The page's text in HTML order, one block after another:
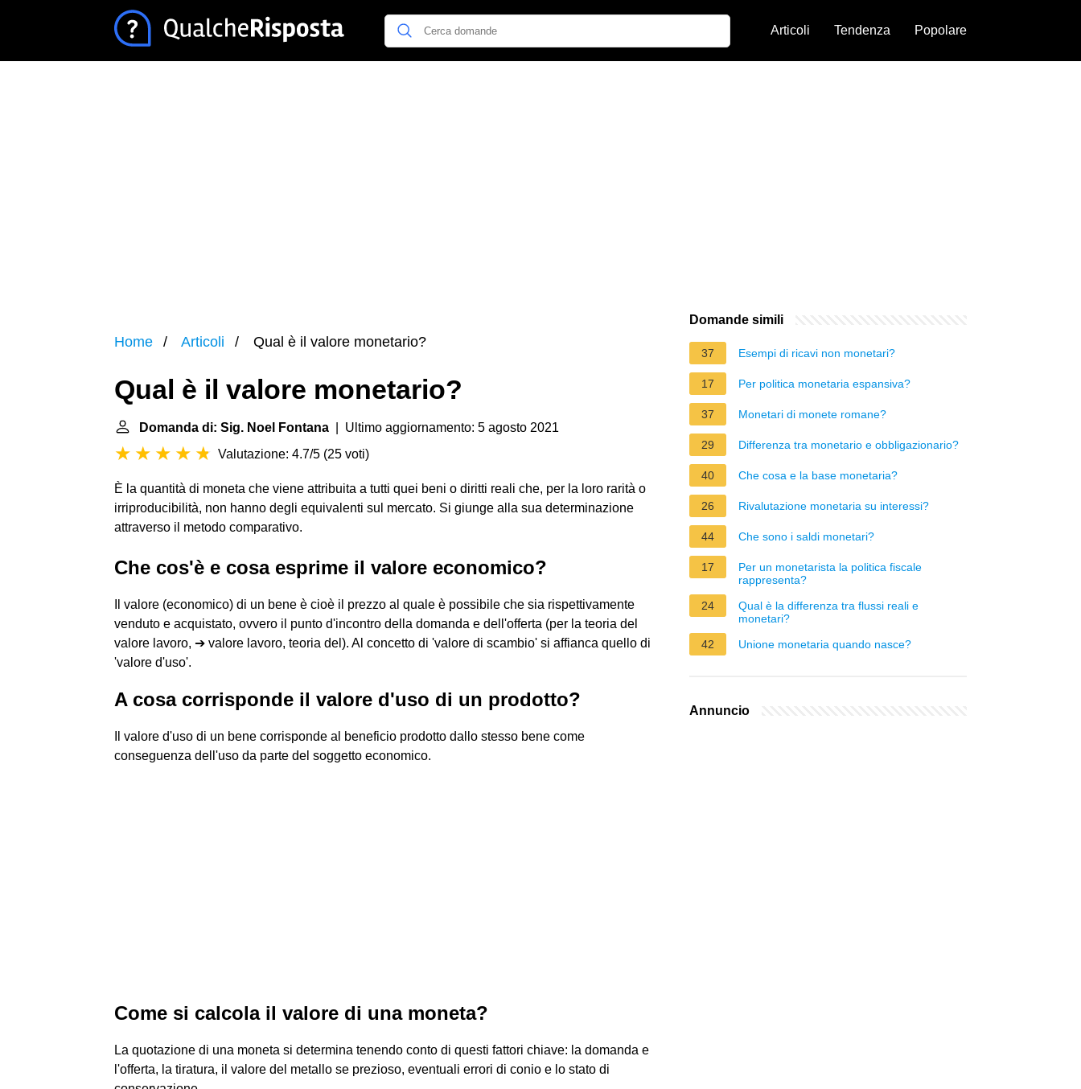
Articoli Tendenza Popolare
Home Articoli Qual è il valore monetario?
Qual è il valore monetario?
Domanda di: Sig. Noel Fontana | Ultimo aggiornamento: 5 agosto 2021
Valutazione: 4.7/5 (25 voti)
È la quantità di moneta che viene attribuita a tutti quei beni o diritti reali che, per la loro rarità o
irriproducibilità, non hanno degli equivalenti sul mercato. Si giunge alla sua determinazione
attraverso il metodo comparativo.
Che cos'è e cosa esprime il valore economico?
Il valore (economico) di un bene è cioè il prezzo al quale è possibile che sia rispettivamente
venduto e acquistato, ovvero il punto d'incontro della domanda e dell'offerta (per la teoria del
valore lavoro, ➔ valore lavoro, teoria del). Al concetto di 'valore di scambio' si affianca quello di
'valore d'uso'.
A cosa corrisponde il valore d'uso di un prodotto?
Il valore d'uso di un bene corrisponde al beneficio prodotto dallo stesso bene come
conseguenza dell'uso da parte del soggetto economico.
Come si calcola il valore di una moneta?
La quotazione di una moneta si determina tenendo conto di questi fattori chiave: la domanda e
l'offerta, la tiratura, il valore del metallo se prezioso, eventuali errori di conio e lo stato di
Domande simili
37 Esempi di ricavi non monetari?
17 Per politica monetaria espansiva?
37 Monetari di monete romane?
29 Differenza tra monetario e obbligazionario?
40 Che cosa e la base monetaria?
26 Rivalutazione monetaria su interessi?
44 Che sono i saldi monetari?
17
Per un monetarista la politica fiscale
rappresenta?
24
Qual è la differenza tra flussi reali e
monetari?
42
Unione monetaria quando nasce?
Annuncio